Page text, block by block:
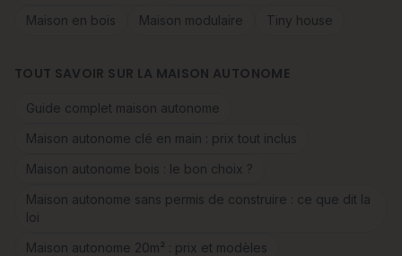
Maison en bois
Maison modulaire Tiny house
TOUT SAVOIR SUR LA MAISON AUTONOME
Guide complet maison autonome
Maison autonome clé en main : prix tout inclus
Maison autonome bois : le bon choix ?
Maison autonome sans permis de construire : ce que dit la
loi
Maison autonome 20m² : prix et modèles